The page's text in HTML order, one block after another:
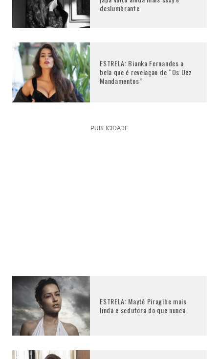
deslumbrante
ESTRELA: Bianka Fernandes a
bela que é revelação de “Os Dez
Mandamentos”
PUBLICIDADE
ESTRELA: Maytê Piragibe mais
linda e sedutora do que nunca